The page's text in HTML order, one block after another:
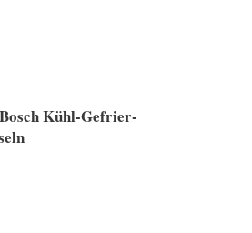
Kühl-Gefrier-